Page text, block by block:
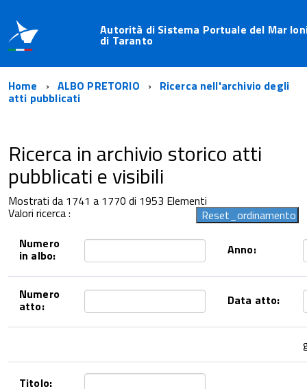
Autorità di Sistema Portuale del Mar
di Taranto
Home ALBO PRETORIO Ricerca nell'archivio degli
atti pubblicati
Ricerca in archivio storico atti
pubblicati e visibili
Mostrati da 1741 a 1770 di 1953 Elementi
Valori ricerca :
Numero
in albo: Anno:
Numero
atto: Data atto:
Titolo: